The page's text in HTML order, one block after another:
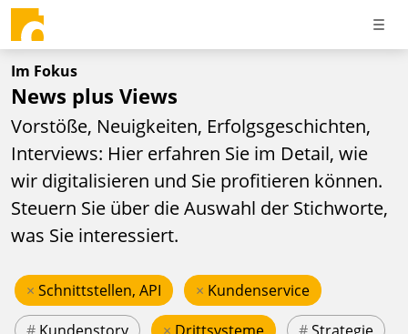
Im Fokus
News plus Views
Vorstöße, Neuigkeiten, Erfolgsgeschichten,
Interviews: Hier erfahren Sie im Detail, wie
wir digitalisieren und Sie profitieren können.
Steuern Sie über die Auswahl der Stichworte,
was Sie interessiert.
× Schnittstellen, API × Kundenservice
# Kundenstory × Drittsysteme #Strategie